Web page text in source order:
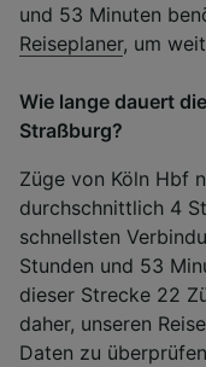
und 53 Minuten
Reiseplaner, um
Wie lange dauert
Straßburg?
Züge von Köln Hbf
durchschnittlich 4
schnellsten
Stunden und 53
dieser Strecke 22
daher, unseren
Daten zu